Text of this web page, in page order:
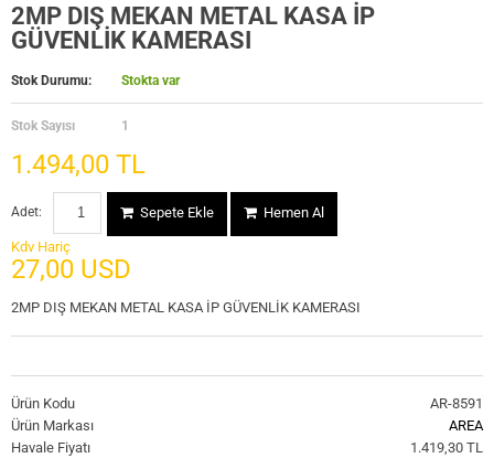
2MP DIŞ MEKAN METAL KASA İP
GÜVENLİK KAMERASI
Stok Durumu: Stokta var
Stok Sayısı 1
1.494,00 TL
Adet: Sepete Ekle Hemen Al
Kdv Hariç
27,00 USD
2MP DIŞ MEKAN METAL KASA İP GÜVENLİK KAMERASI
Ürün Kodu
AR-8591
Ürün Markası
AREA
Havale Fiyatı
1.419,30 TL